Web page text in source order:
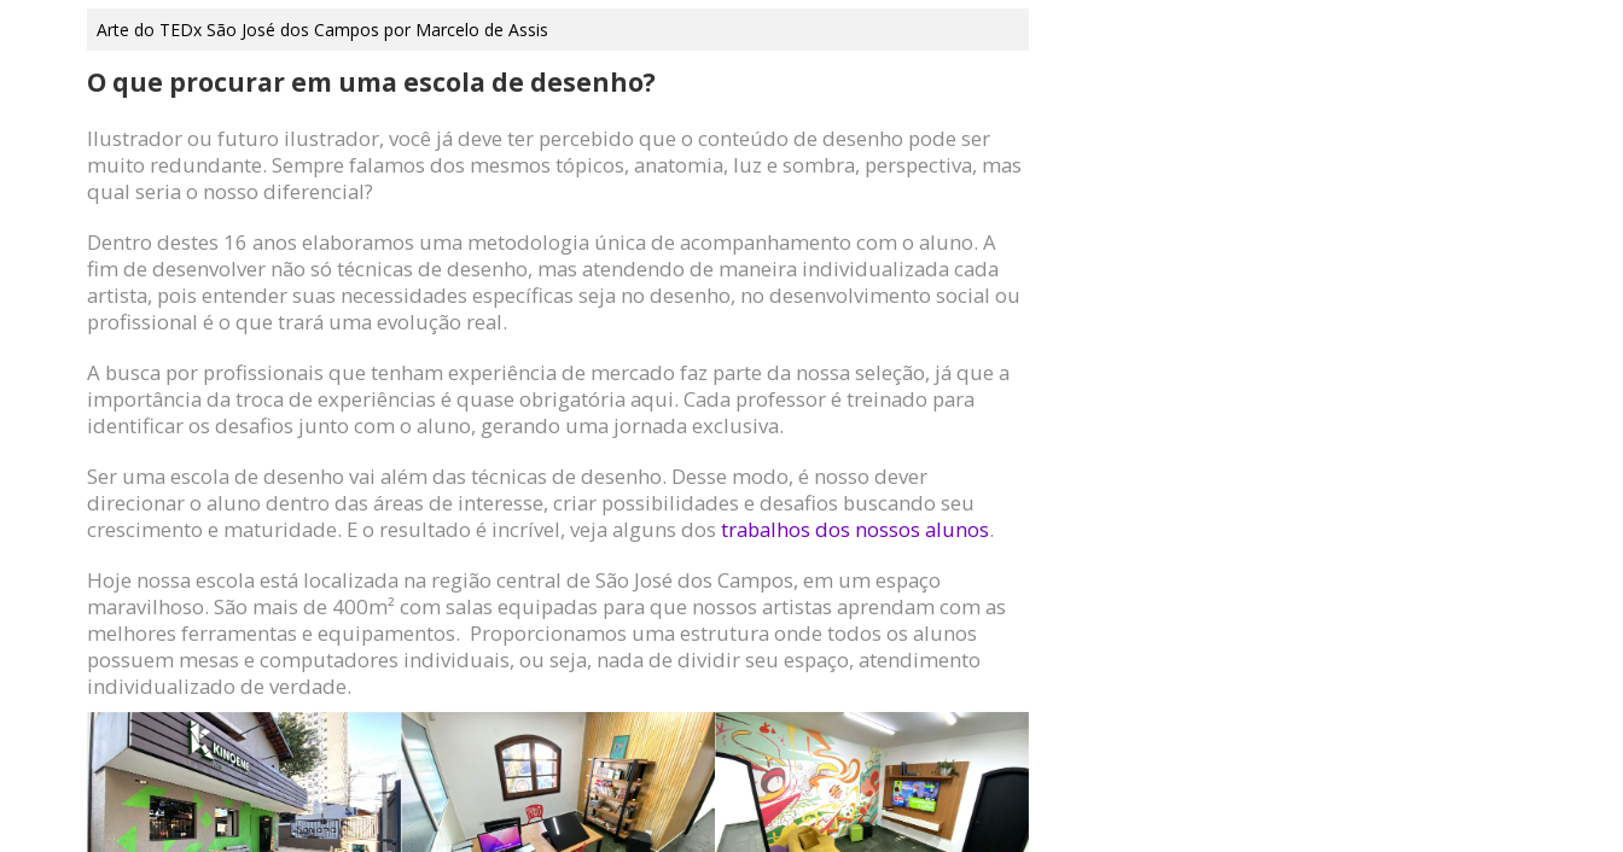
Arte do TEDx São José dos Campos por Marcelo de Assis
O que procurar em uma escola de desenho?
Ilustrador ou futuro ilustrador, você já deve ter percebido que o conteúdo de desenho pode ser
muito redundante. Sempre falamos dos mesmos tópicos, anatomia, luz e sombra, perspectiva, mas
qual seria o nosso diferencial?
Dentro destes 16 anos elaboramos uma metodologia única de acompanhamento com o aluno. A
fim de desenvolver não só técnicas de desenho, mas atendendo de maneira individualizada cada
artista, pois entender suas necessidades específicas seja no desenho, no desenvolvimento social ou
profissional é o que trará uma evolução real.
A busca por profissionais que tenham experiência de mercado faz parte da nossa seleção, já que a
importância da troca de experiências é quase obrigatória aqui. Cada professor é treinado para
identificar os desafios junto com o aluno, gerando uma jornada exclusiva.
Ser uma escola de desenho vai além das técnicas de desenho. Desse modo, é nosso dever
direcionar o aluno dentro das áreas de interesse, criar possibilidades e desafios buscando seu
crescimento e maturidade. E o resultado é incrível, veja alguns dos trabalhos dos nossos alunos.
Hoje nossa escola está localizada na região central de São José dos Campos, em um espaço
maravilhoso. São mais de 400m² com salas equipadas para que nossos artistas aprendam com as
melhores ferramentas e equipamentos. Proporcionamos uma estrutura onde todos os alunos
possuem mesas e computadores individuais, ou seja, nada de dividir seu espaço, atendimento
individualizado de verdade.